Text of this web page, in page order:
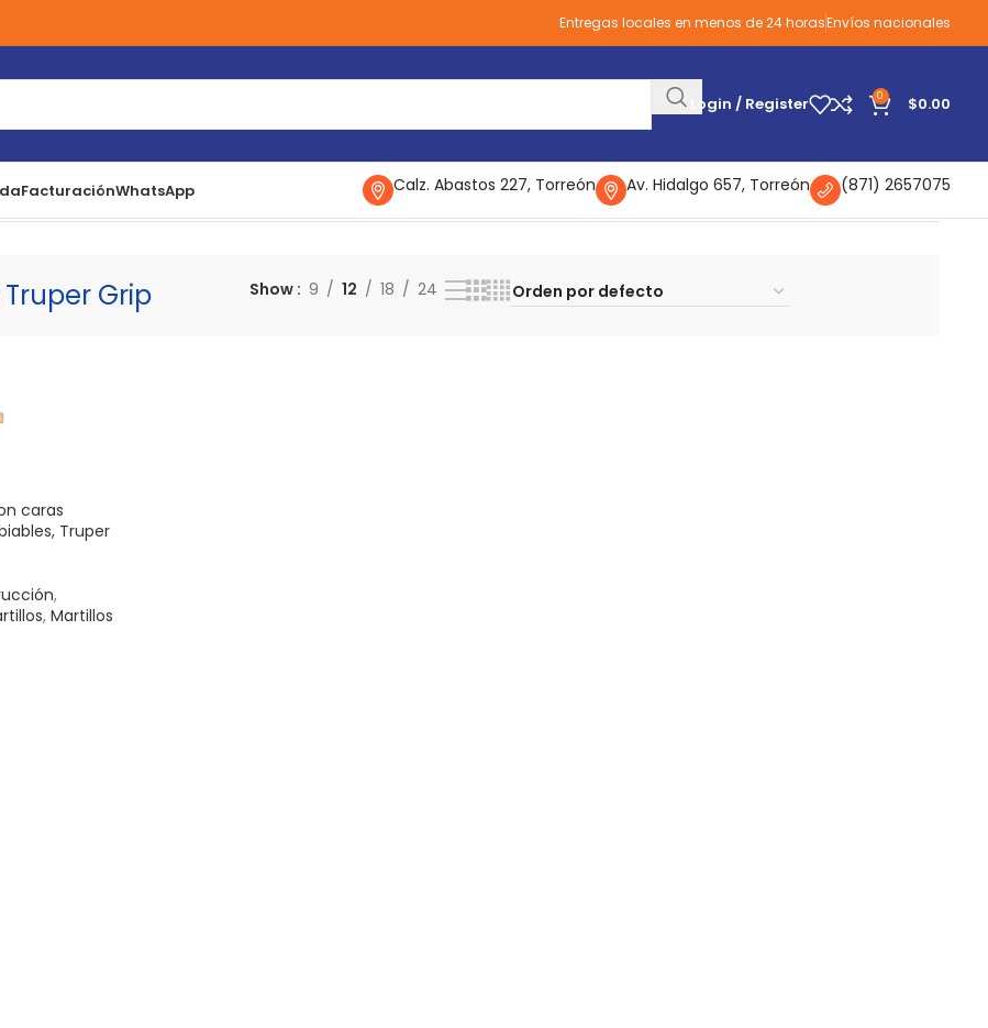
Entregas locales en menos de 24 horasEnvíos nacionales
Login / Register 0 $0.00
FacturaciónWhatsApp Calz. Abastos 227, Torreón Av. Hidalgo 657, Torreón
(871) 2657075
Grip Show 9 12 18 24
caras
Truper
,
, Martillos